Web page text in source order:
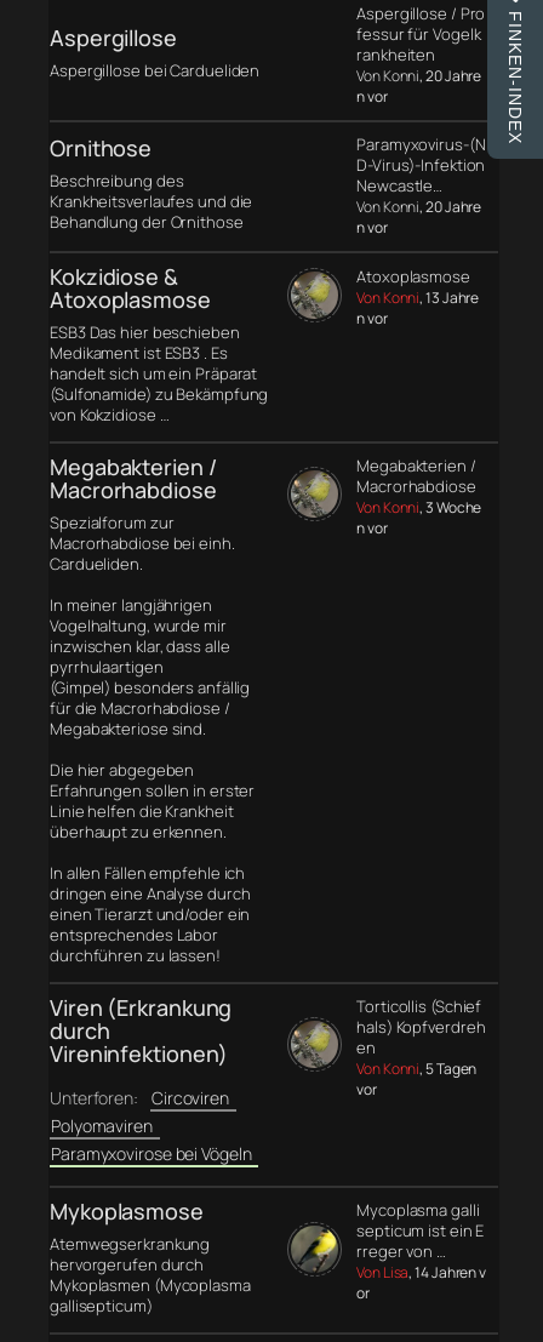
Aspergillose
Aspergillose bei Cardueliden
Aspergillose / Pro
fessur für Vogelk
rankheiten
Von Konni, 20 Jahre
n vor
Ornithose
Beschreibung des
Krankheitsverlaufes und die
Behandlung der Ornithose
Paramyxovirus-(N
D-Virus)-Infektion
Newcastle…
Von Konni, 20 Jahre
n vor
Kokzidiose &
Atoxoplasmose
ESB3 Das hier beschieben
Medikament ist ESB3 . Es
handelt sich um ein Präparat
(Sulfonamide) zu Bekämpfung
von Kokzidiose …
Atoxoplasmose
Von Konni, 13 Jahre
n vor
Megabakterien /
Macrorhabdiose
Spezialforum zur
Macrorhabdiose bei einh.
Cardueliden.
In meiner langjährigen
Vogelhaltung, wurde mir
inzwischen klar, dass alle
pyrrhulaartigen
(Gimpel) besonders anfällig
für die Macrorhabdiose /
Megabakteriose sind.
Die hier abgegeben
Erfahrungen sollen in erster
Linie helfen die Krankheit
überhaupt zu erkennen.
In allen Fällen empfehle ich
dringen eine Analyse durch
einen Tierarzt und/oder ein
entsprechendes Labor
durchführen zu lassen!
Megabakterien /
Macrorhabdiose
Von Konni, 3 Woche
n vor
Viren (Erkrankung
durch
Vireninfektionen)
Unterforen:
Circoviren
Polyomaviren
Paramyxovirose bei Vögeln
Torticollis (Schief
hals) Kopfverdreh
en
Von Konni, 5 Tagen
vor
Mykoplasmose
Atemwegserkrankung
hervorgerufen durch
Mykoplasmen (Mycoplasma
gallisepticum)
Mycoplasma galli
septicum ist ein E
rreger von …
Von Lisa, 14 Jahren v
or
FINKEN-INDEX